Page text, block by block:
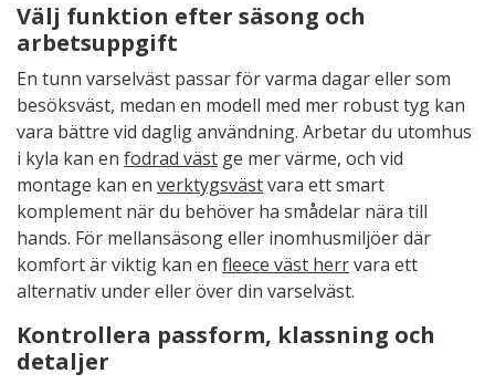
Välj funktion efter säsong och
arbetsuppgift
En tunn varselväst passar för varma dagar eller som
besöksväst, medan en modell med mer robust tyg kan
vara bättre vid daglig användning. Arbetar du utomhus
i kyla kan en fodrad väst ge mer värme, och vid
montage kan en verktygsvästvara ett smart
komplement när du behöver ha smådelar nära till
hands. För mellansäsong eller inomhusmiljöer där
komfort är viktig kan en fleece väst herrvara ett
alternativ under eller över din varselväst.
Kontrollera passform, klassning och
detaljer